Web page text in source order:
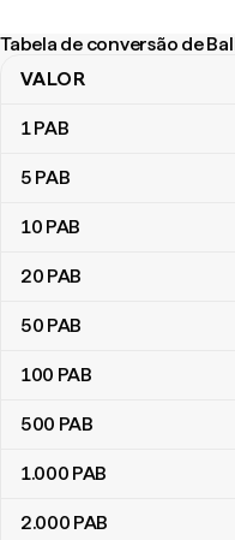
Tabela de conversão de
Tabela de conversão de
VALOR
1PAB
5 PAB
10 PAB
20 PAB
50 PAB
100 PAB
500 PAB
1.000 PAB
2.000 PAB